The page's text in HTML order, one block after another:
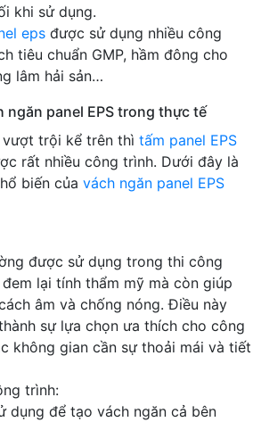
khi sử dụng.
eps được sử dụng nhiều công
tiêu chuẩn GMP, hầm đông cho
lâm hải sản…
ngăn panel EPS trong thực tế
trội kể trên thì tấm panel EPS
rất nhiều công trình. Dưới đây là
biến của vách ngăn panel EPS
được sử dụng trong thi công
lại tính thẩm mỹ mà còn giúp
âm và chống nóng. Điều này
sự lựa chọn ưa thích cho công
không gian cần sự thoải mái và tiết
trình:
dụng để tạo vách ngăn cả bên